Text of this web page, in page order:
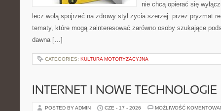
nie chcą opierać się
lecz wolą spojrzeć na zdrowy styl życia szerzej: przez pryzmat
tematy, które mogą zainteresować zarówno osoby szukające
dawna […]
CATEGORIES: KULTURA MOTORYZACYJNA
INTERNET I NOWE TECHNOLOGIE
POSTED BY ADMIN CZE - 17 - 2026 MOŻLIWOŚĆ